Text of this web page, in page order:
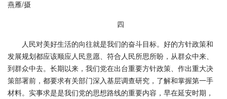
燕雁/摄
四
人民对美好生活的向往就是我们的奋斗目标。好的方针政策和
发展规划都应该顺应人民意愿、符合人民所思所盼，从群众中来、
到群众中去。长期以来，我们党在出台重要方针政策、作出重大决
策部署前，都要求有关部门深入基层调查研究，了解和掌握第一手
材料。实事求是是我们党的思想路线的重要内容，早在延安时期，